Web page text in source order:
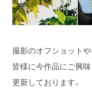
撮影のオフショット
皆様に今作品にご興
更新しております。